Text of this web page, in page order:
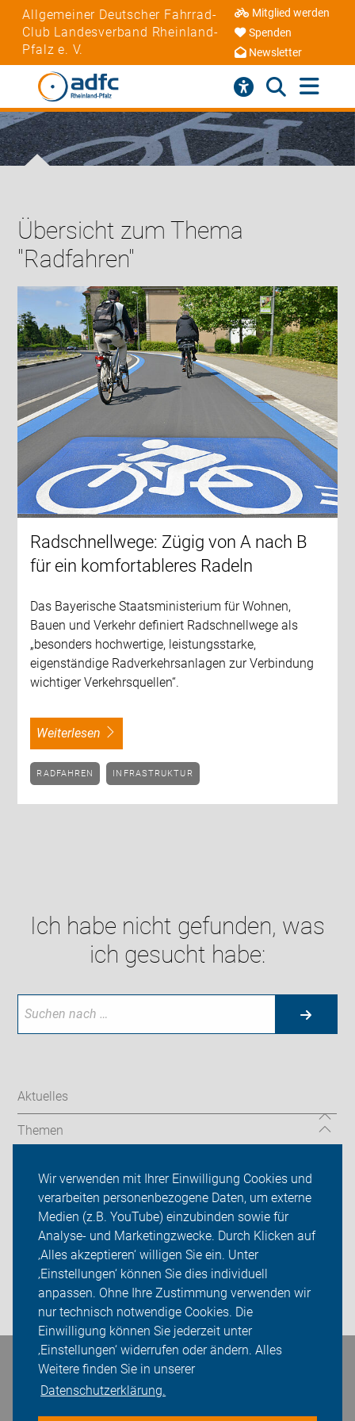
Wir verwenden mit Ihrer Einwilligung Cookies und
verarbeiten personenbezogene Daten, um externe
Medien (z.B. YouTube) einzubinden sowie für
Analyse- und Marketingzwecke. Durch Klicken auf
‚Alles akzeptieren‘ willigen Sie ein. Unter
‚Einstellungen‘ können Sie dies individuell
anpassen. Ohne Ihre Zustimmung verwenden wir
nur technisch notwendige Cookies. Die
Einwilligung können Sie jederzeit unter
‚Einstellungen‘ widerrufen oder ändern. Alles
Weitere finden Sie in unserer
Datenschutzerklärung.
Allgemeiner Deutscher Fahrrad-
Club Landesverband Rheinland-
Pfalz e. V.
Mitglied werden
Spenden
Newsletter
Übersicht zum Thema
"Radfahren"
Radschnellwege: Zügig von A nach B
für ein komfortableres Radeln
Das Bayerische Staatsministerium für Wohnen,
Bauen und Verkehr definiert Radschnellwege als
„besonders hochwertige, leistungsstarke,
eigenständige Radverkehrsanlagen zur Verbindung
wichtiger Verkehrsquellen“.
weiterlesen
RADFAHREN INFRASTRUKTUR
Ich habe nicht gefunden, was
ich gesucht habe:
Aktuelles
Themen
ADFC Rheinland-Pfalz
Sei dabei
Presse
Login
Bleiben Sie in Kontakt